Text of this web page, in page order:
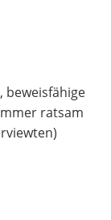
beweisfähige
ratsam